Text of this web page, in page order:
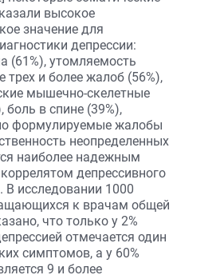
высокое
значение для
депрессии:
(61%), утомляемость
трех и более жалоб (56%),
мышечно-скелетные
в спине (39%),
формулируемые жалобы
неопределенных
наиболее надежным
депрессивного
В исследовании 1000
к врачам общей
что только у 2%
отмечается один
симптомов, а у 60%
9 и более